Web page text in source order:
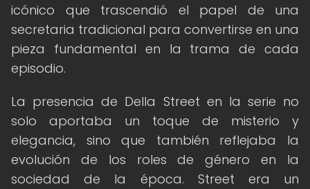
icónico que trascendió el papel de una
secretaria tradicional para convertirse en una
pieza fundamental en la trama de cada
episodio.
La presencia de Della Street en la serie no
solo aportaba un toque de misterio y
elegancia, sino que también reflejaba la
evolución de los roles de género en la
sociedad de la época. Street era un